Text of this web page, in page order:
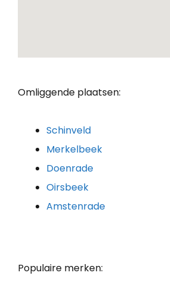
Omliggende plaatsen:
Schinveld
Merkelbeek
Doenrade
Oirsbeek
Amstenrade
Populaire merken: